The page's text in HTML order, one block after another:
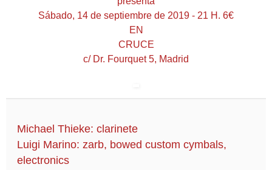
Sábado, 14 de septiembre de 2019 - 21 H. 6€
EN
CRUCE
c/ Dr. Fourquet 5, Madrid
Michael Thieke: clarinete
Luigi Marino: zarb, bowed custom cymbals,
electronics